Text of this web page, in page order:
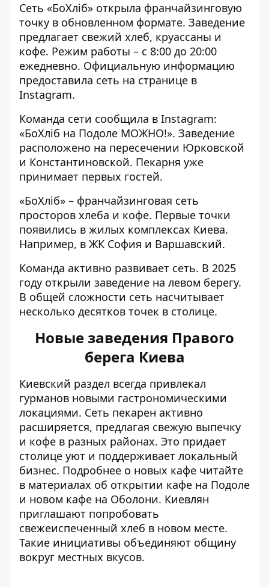
Сеть «БоХліб» открыла франчайзинговую
точку в обновленном формате. Заведение
предлагает свежий хлеб, круассаны и
кофе. Режим работы – с 8:00 до 20:00
ежедневно. Официальную информацию
предоставила сеть на странице в
Instagram.
Команда сети сообщила в Instagram:
«БоХліб на Подоле МОЖНО!». Заведение
расположено на пересечении Юрковской
и Константиновской. Пекарня уже
принимает первых гостей.
«БоХліб» – франчайзинговая сеть
просторов хлеба и кофе. Первые точки
появились в жилых комплексах Киева.
Например, в ЖК София и Варшавский.
Команда активно развивает сеть. В 2025
году открыли заведение на левом берегу.
В общей сложности сеть насчитывает
несколько десятков точек в столице.
Новые заведения Правого
берега Киева
Киевский раздел всегда привлекал
гурманов новыми гастрономическими
локациями. Сеть пекарен активно
расширяется, предлагая свежую выпечку
и кофе в разных районах. Это придает
столице уют и поддерживает локальный
бизнес. Подробнее о новых кафе читайте
в материалах об открытии кафе на Подоле
и новом кафе на Оболони. Киевлян
приглашают попробовать
свежеиспеченный хлеб в новом месте.
Такие инициативы объединяют общину
вокруг местных вкусов.